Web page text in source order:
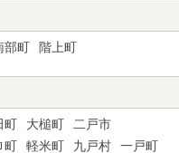
部町 階上町
町 大槌町
二戸市
町 軽米町 九戸村
一戸町